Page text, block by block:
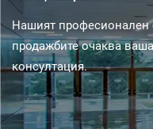
Нашият професионален
продажбите очаква
консултация.